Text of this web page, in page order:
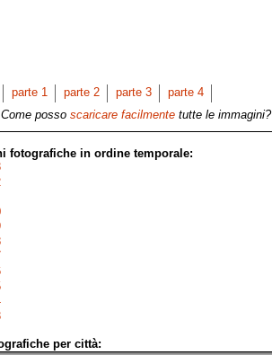
parte 1 parte 2 parte 3
parte 4
Come posso scaricare facilmente tutte le immagini?